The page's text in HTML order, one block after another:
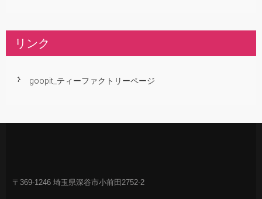
リンク
goopit_ティーファクトリーページ
〒369-1246 埼玉県深谷市小前田2752-2